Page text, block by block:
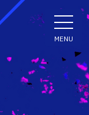
MENU
ENGLISH